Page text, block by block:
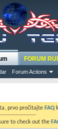
Forum Actions
FORUM
prvo pročitajte FAQ
to check out the